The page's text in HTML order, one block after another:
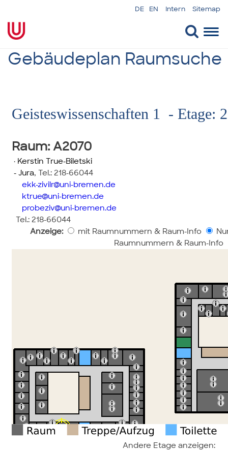
DE EN Intern Sitemap
Gebäudeplan Raumsuche
Geisteswissenschaften 1 - Etage: 2
Raum: A2070
· Kerstin True-Biletski
- Jura, Tel.: 218-66044
ekk-zivilr uni-bremen.de
ktrue uni-bremen.de
probeziv uni-bremen.de
Tel.: 218-66044
Anzeige:
mit Raumnummern & Raum-Info
Raumnummern & Raum-Info
Andere Etage anzeigen: